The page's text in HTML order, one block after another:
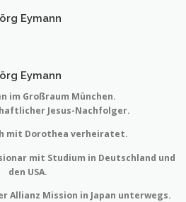
Eymann
Eymann
im Großraum München.
Jesus-Nachfolger.
mit Dorothea verheiratet.
mit Studium in Deutschland und
den USA.
Allianz Mission in Japan unterwegs.